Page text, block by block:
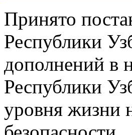
Принято
Республики
дополнений в
Республики
уровня жизни